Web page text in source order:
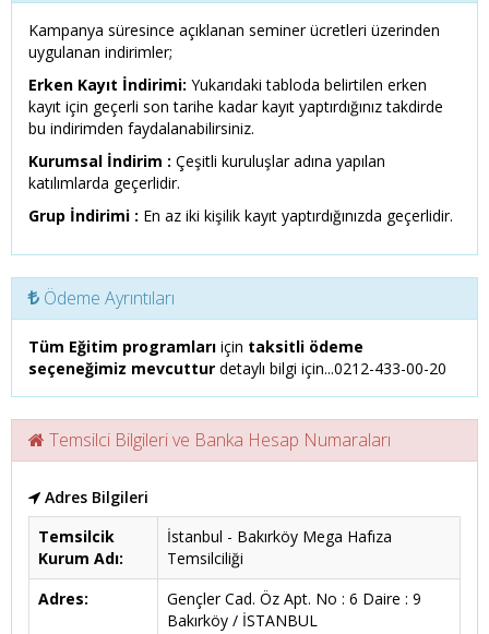
Kampanya süresince açıklanan seminer ücretleri üzerinden
uygulanan indirimler;
Erken Kayıt İndirimi: Yukarıdaki tabloda belirtilen erken
kayıt için geçerli son tarihe kadar kayıt yaptırdığınız takdirde
bu indirimden faydalanabilirsiniz.
Kurumsal İndirim : Çeşitli kuruluşlar adına yapılan
katılımlarda geçerlidir.
Grup İndirimi : En az iki kişilik kayıt yaptırdığınızda geçerlidir.
Ödeme Ayrıntıları
Tüm Eğitim programları için taksitli ödeme
seçeneğimiz mevcuttur detaylı bilgi için...0212-433-00-20
Temsilci Bilgileri ve Banka Hesap Numaraları
Adres Bilgileri
Temsilcik
Kurum Adı:
İstanbul - Bakırköy Mega Hafıza
Temsilciliği
Adres:
Gençler Cad. Öz Apt. No : 6 Daire : 9
Bakırköy / İSTANBUL